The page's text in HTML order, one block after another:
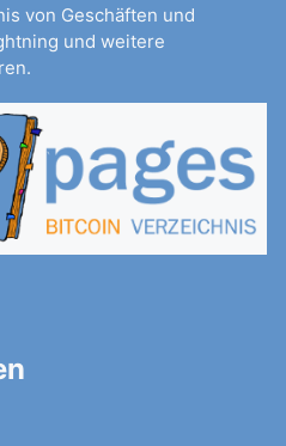
von Geschäften und
und weitere